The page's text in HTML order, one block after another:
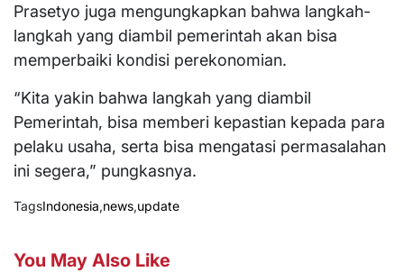
Prasetyo juga mengungkapkan bahwa langkah-
langkah yang diambil pemerintah akan bisa
memperbaiki kondisi perekonomian.
“Kita yakin bahwa langkah yang diambil
Pemerintah, bisa memberi kepastian kepada para
pelaku usaha, serta bisa mengatasi permasalahan
ini segera,” pungkasnya.
TagsIndonesia,news,update
You May Also Like